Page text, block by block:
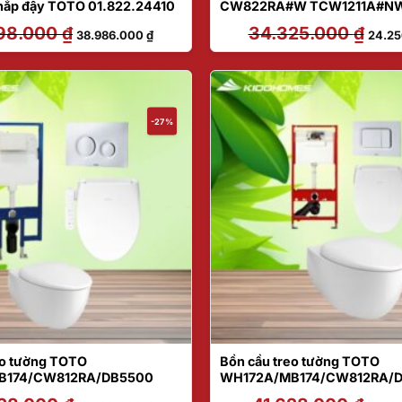
đậy TOTO 01.822.24410
₫ Giá
gốc
là:
38.986.000₫Giá
hiện
tại
38.986.000 ₫.
CW822RA#W
34.325.000₫ Giá
gốc
là:
-27%
tường TOTO
CW812RA/DB5500
Bồn cầu treo tường TOTO
WH172A/MB174/CW812RA/